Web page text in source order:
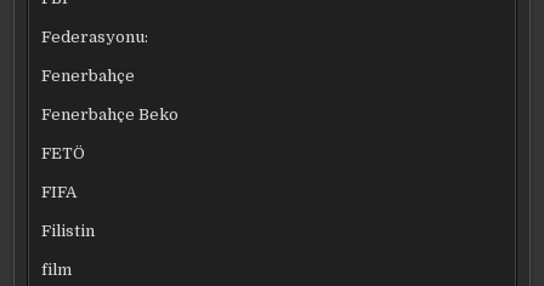
Federasyonu:
Fenerbahçe
Fenerbahçe Beko
FETÖ
FIFA
Filistin
film